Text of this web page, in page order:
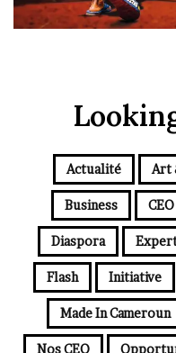
Actualité Art
Business
Diaspora
Flash Initiative
Made In Cameroun
Nos CEO